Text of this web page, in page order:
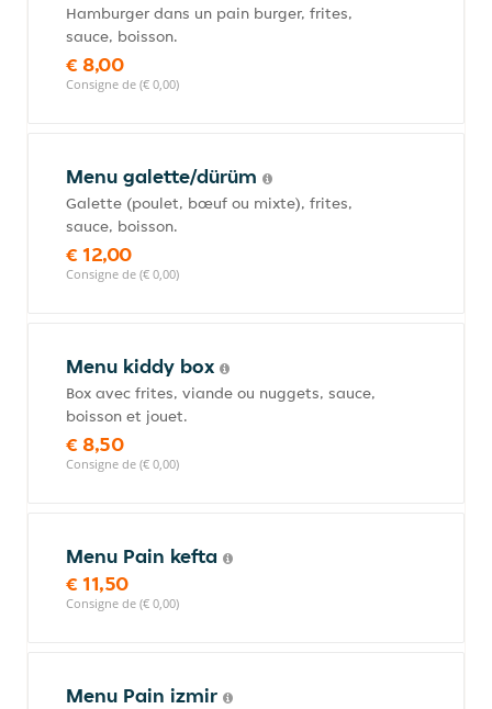
Hamburger dans un pain burger, frites,
sauce, boisson.
€ 8,00
Consigne de (€ 0,00)
Menu galette/dürüm
Galette (poulet, bœuf ou mixte), frites,
sauce, boisson.
€ 12,00
Consigne de (€ 0,00)
Menu kiddy box
Box avec frites, viande ou nuggets, sauce,
boisson et jouet.
€ 8,50
Consigne de (€ 0,00)
Menu Pain kefta
€ 11,50
Consigne de (€ 0,00)
Menu Pain izmir